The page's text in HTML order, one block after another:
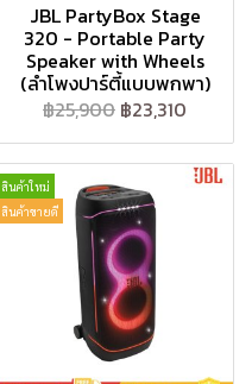
JBL PartyBox Stage
320 - Portable Party
Speaker with Wheels
(ลำโพงปาร์ตี้แบบพกพา)
฿25,900 ฿23,310
สินค้าใหม่
สินค้าขายดี